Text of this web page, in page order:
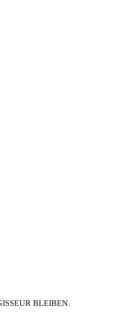
BLEIBEN.